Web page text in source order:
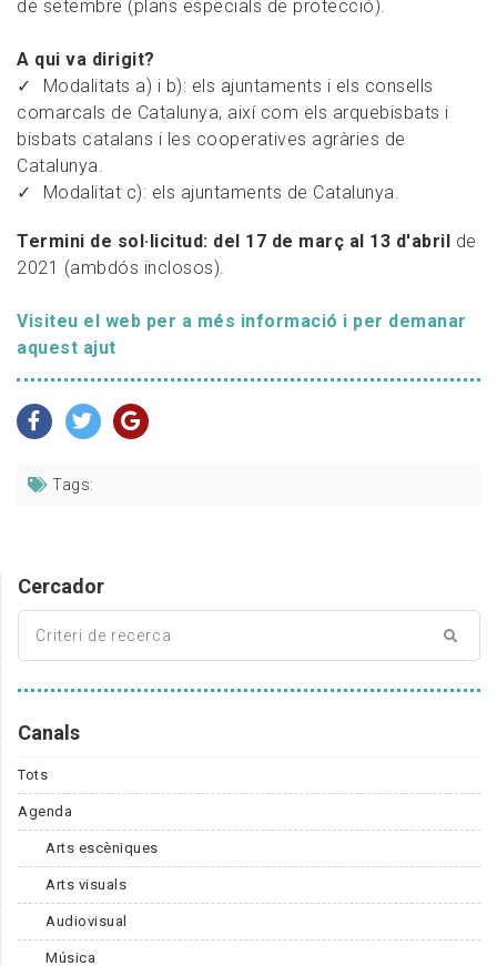
de setembre (plans especials de protecció).
A qui va dirigit?
Modalitats a) i b): els ajuntaments i els consells
comarcals de Catalunya, així com els arquebisbats i
bisbats catalans i les cooperatives agràries de
Catalunya.
Modalitat c): els ajuntaments de Catalunya.
Termini de sol·licitud: del 17 de març al 13 d'abril de
2021 (ambdós inclosos).
Visiteu el web per a més informació i per demanar
aquest ajut
Tags:
Cercador
Canals
Tots
Agenda
Arts escèniques
Arts visuals
Audiovisual
Música